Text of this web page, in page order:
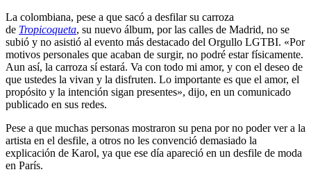
La colombiana, pese a que sacó a desfilar su carroza
de Tropicoqueta, su nuevo álbum, por las calles de Madrid, no se
subió y no asistió al evento más destacado del Orgullo LGTBI. «Por
motivos personales que acaban de surgir, no podré estar físicamente.
Aun así, la carroza sí estará. Va con todo mi amor, y con el deseo de
que ustedes la vivan y la disfruten. Lo importante es que el amor, el
propósito y la intención sigan presentes», dijo, en un comunicado
publicado en sus redes.
Pese a que muchas personas mostraron su pena por no poder ver a la
artista en el desfile, a otros no les convenció demasiado la
explicación de Karol, ya que ese día apareció en un desfile de moda
en París.